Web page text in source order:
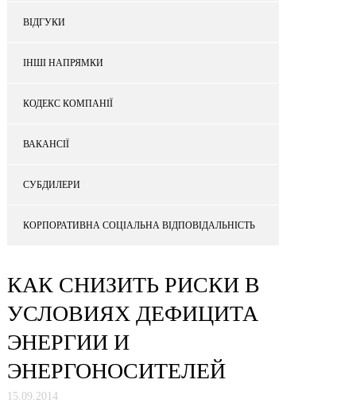
ВІДГУКИ
ІНШІ НАПРЯМКИ
КОДЕКС КОМПАНІЇ
ВАКАНСІЇ
СУБДИЛЕРИ
КОРПОРАТИВНА СОЦІАЛЬНА ВІДПОВІДАЛЬНІСТЬ
КАК СНИЗИТЬ РИСКИ В
УСЛОВИЯХ ДЕФИЦИТА
ЭНЕРГИИ И
ЭНЕРГОНОСИТЕЛЕЙ
15.09.2014